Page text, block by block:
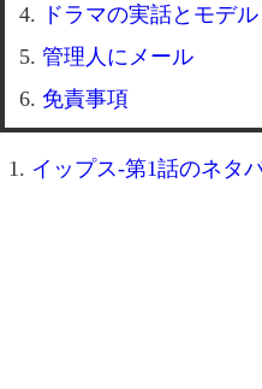
ドラマの実話とモデル
管理人にメール
免責事項
イップス-第1話のネタ